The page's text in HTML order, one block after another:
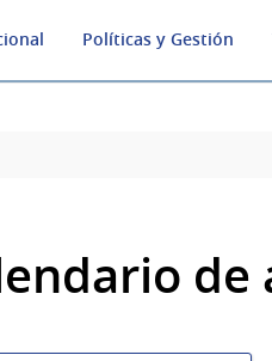
Políticas y Gestión
de